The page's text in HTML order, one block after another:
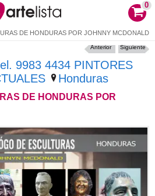
0
DE HONDURAS POR JOHNNY MCDONALD
9983 4434 PINTORES
Honduras
DE HONDURAS POR
Siguiente
Anterior